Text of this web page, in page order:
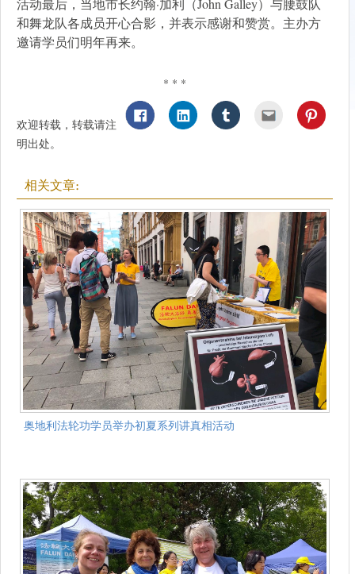
活动最后，当地市长约翰·加利（John Galley）与腰鼓队
和舞龙队各成员开心合影，并表示感谢和赞赏。主办方
邀请学员们明年再来。
* * *
欢迎转载，转载请注
明出处。
相关文章:
奥地利法轮功学员举办初夏系列讲真相活动